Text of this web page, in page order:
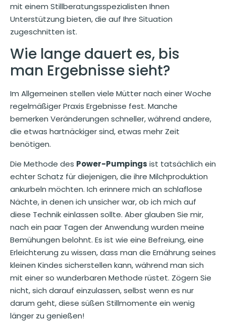
mit einem Stillberatungsspezialisten Ihnen
Unterstützung bieten, die auf Ihre Situation
zugeschnitten ist.
Wie lange dauert es, bis
man Ergebnisse sieht?
Im Allgemeinen stellen viele Mütter nach einer Woche
regelmäßiger Praxis Ergebnisse fest. Manche
bemerken Veränderungen schneller, während andere,
die etwas hartnäckiger sind, etwas mehr Zeit
benötigen.
Die Methode des Power-Pumpings ist tatsächlich ein
echter Schatz für diejenigen, die ihre Milchproduktion
ankurbeln möchten. Ich erinnere mich an schlaflose
Nächte, in denen ich unsicher war, ob ich mich auf
diese Technik einlassen sollte. Aber glauben Sie mir,
nach ein paar Tagen der Anwendung wurden meine
Bemühungen belohnt. Es ist wie eine Befreiung, eine
Erleichterung zu wissen, dass man die Ernährung seines
kleinen Kindes sicherstellen kann, während man sich
mit einer so wunderbaren Methode rüstet. Zögern Sie
nicht, sich darauf einzulassen, selbst wenn es nur
darum geht, diese süßen Stillmomente ein wenig
länger zu genießen!